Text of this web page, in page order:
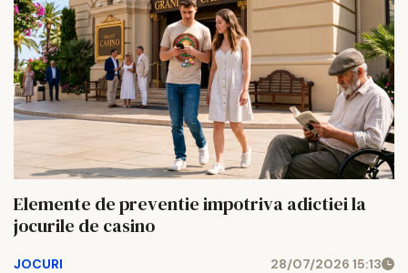
Elemente de preventie impotriva adictiei la
jocurile de casino
JOCURI 28/07/2026 15:13